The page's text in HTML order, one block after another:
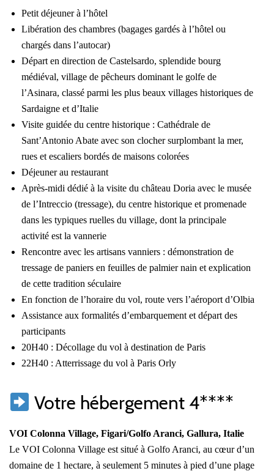
Petit déjeuner à l’hôtel
Libération des chambres (bagages gardés à l’hôtel ou
chargés dans l’autocar)
Départ en direction de Castelsardo, splendide bourg
médiéval, village de pêcheurs dominant le golfe de
l’Asinara, classé parmi les plus beaux villages historiques de
Sardaigne et d’Italie
Visite guidée du centre historique : Cathédrale de
Sant’Antonio Abate avec son clocher surplombant la mer,
rues et escaliers bordés de maisons colorées
Déjeuner au restaurant
Après-midi dédié à la visite du château Doria avec le musée
de l’Intreccio (tressage), du centre historique et promenade
dans les typiques ruelles du village, dont la principale
activité est la vannerie
Rencontre avec les artisans vanniers : démonstration de
tressage de paniers en feuilles de palmier nain et explication
de cette tradition séculaire
En fonction de l’horaire du vol, route vers l’aéroport d’Olbia
Assistance aux formalités d’embarquement et départ des
participants
20H40 : Décollage du vol à destination de Paris
22H40 : Atterrissage du vol à Paris Orly
Votre hébergement 4****
VOI Colonna Village, Figari/Golfo Aranci, Gallura, Italie
Le VOI Colonna Village est situé à Golfo Aranci, au cœur d’un
domaine de 1 hectare, à seulement 5 minutes à pied d’une plage